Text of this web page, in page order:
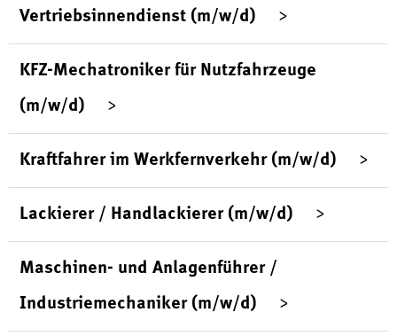
Vertriebsinnendienst (m/w/d)
KFZ-Mechatroniker für Nutzfahrzeuge
(m/w/d)
Kraftfahrer im Werkfernverkehr (m/w/d)
Lackierer / Handlackierer (m/w/d)
Maschinen- und Anlagenführer /
Industriemechaniker (m/w/d)